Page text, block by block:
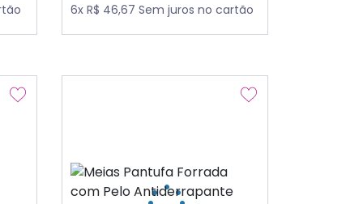
6x R$ 46,67 Sem juros no cartão